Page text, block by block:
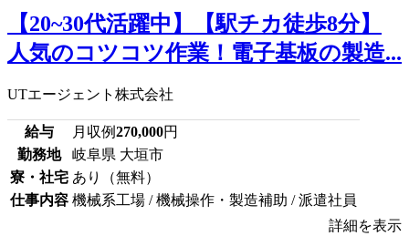
【20~30代活躍中】【駅チカ徒歩8分】
人気のコツコツ作業！電子基板の製造...
UTエージェント株式会社
給与 月収例270,000円
勤務地
岐阜県 大垣市
寮・社宅 あり（無料）
仕事内容 機械系工場 / 機械操作・製造補助 / 派遣社員
詳細を表示